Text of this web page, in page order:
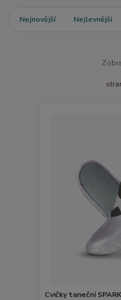
Nejnovější Nejlevnější
Cvičky taneční